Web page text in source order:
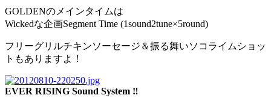
GOLDENのメインタイムは
Wickedな企画Segment Time (1sound2tune×5round)
フリーグリルチキンソーセージ＆振る舞いソコライムショッ
トもありますよ！
EVER RISING Sound System ‼